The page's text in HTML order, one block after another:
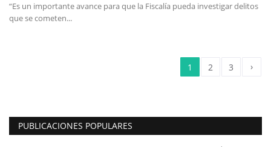
“Es un importante avance para que la Fiscalía pueda investigar delitos
que se cometen...
1 2 3 ›
PUBLICACIONES POPULARES